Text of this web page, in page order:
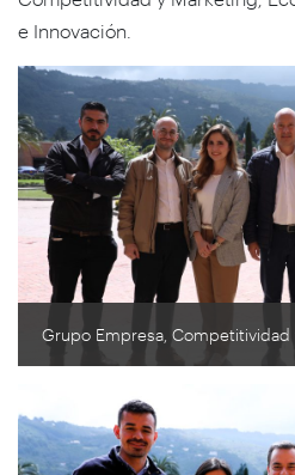
e Innovación.
Grupo Empresa, Competitividad